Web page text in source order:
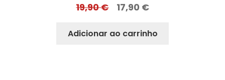
19,90€ 17,90 €
Adicionar ao carrinho